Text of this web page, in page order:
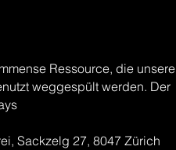
Ressource, die unsere
weggespült werden. Der
Sackzelg 27, 8047 Zürich